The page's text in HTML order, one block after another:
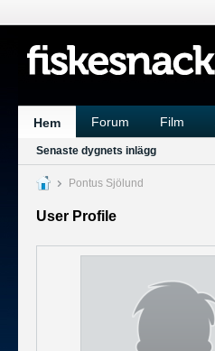
Hem Forum Film
Senaste dygnets inlägg
Pontus Sjölund
User Profile